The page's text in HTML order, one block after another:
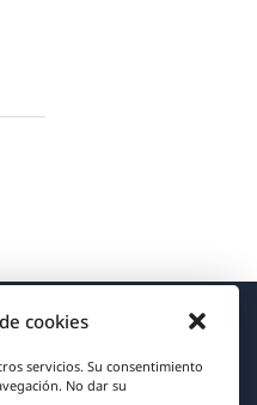
cookies
servicios. Su consentimiento
No dar su